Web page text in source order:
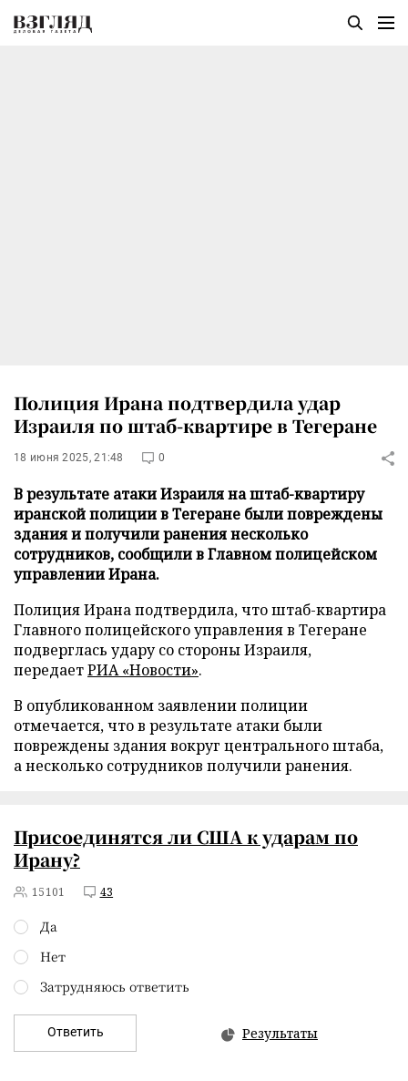
Полиция Ирана подтвердила удар
Израиля по штаб-квартире в Тегеране
18 июня 2025, 21:48 0
В результате атаки Израиля на штаб-квартиру
иранской полиции в Тегеране были повреждены
здания и получили ранения несколько
сотрудников, сообщили в Главном полицейском
управлении Ирана.
Полиция Ирана подтвердила, что штаб-квартира
Главного полицейского управления в Тегеране
подверглась удару со стороны Израиля,
передаетРИА «Новости».
В опубликованном заявлении полиции
отмечается, что в результате атаки были
повреждены здания вокруг центрального штаба,
а несколько сотрудников получили ранения.
Присоединятся ли США к ударам по
Ирану?
15101 43
Да
Нет
Затрудняюсь ответить
Ответить Результаты